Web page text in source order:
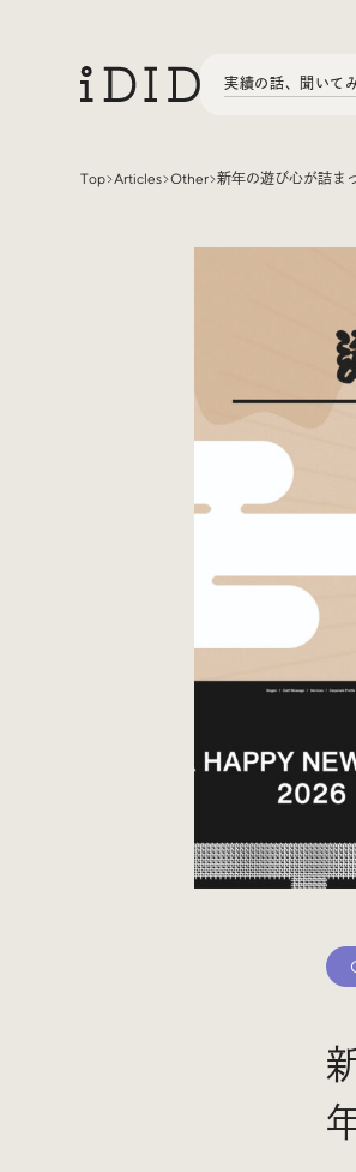
実績の話、聞いて
Articles
Sites Of Interest
Top Articles Other 新年の遊び心が詰ま